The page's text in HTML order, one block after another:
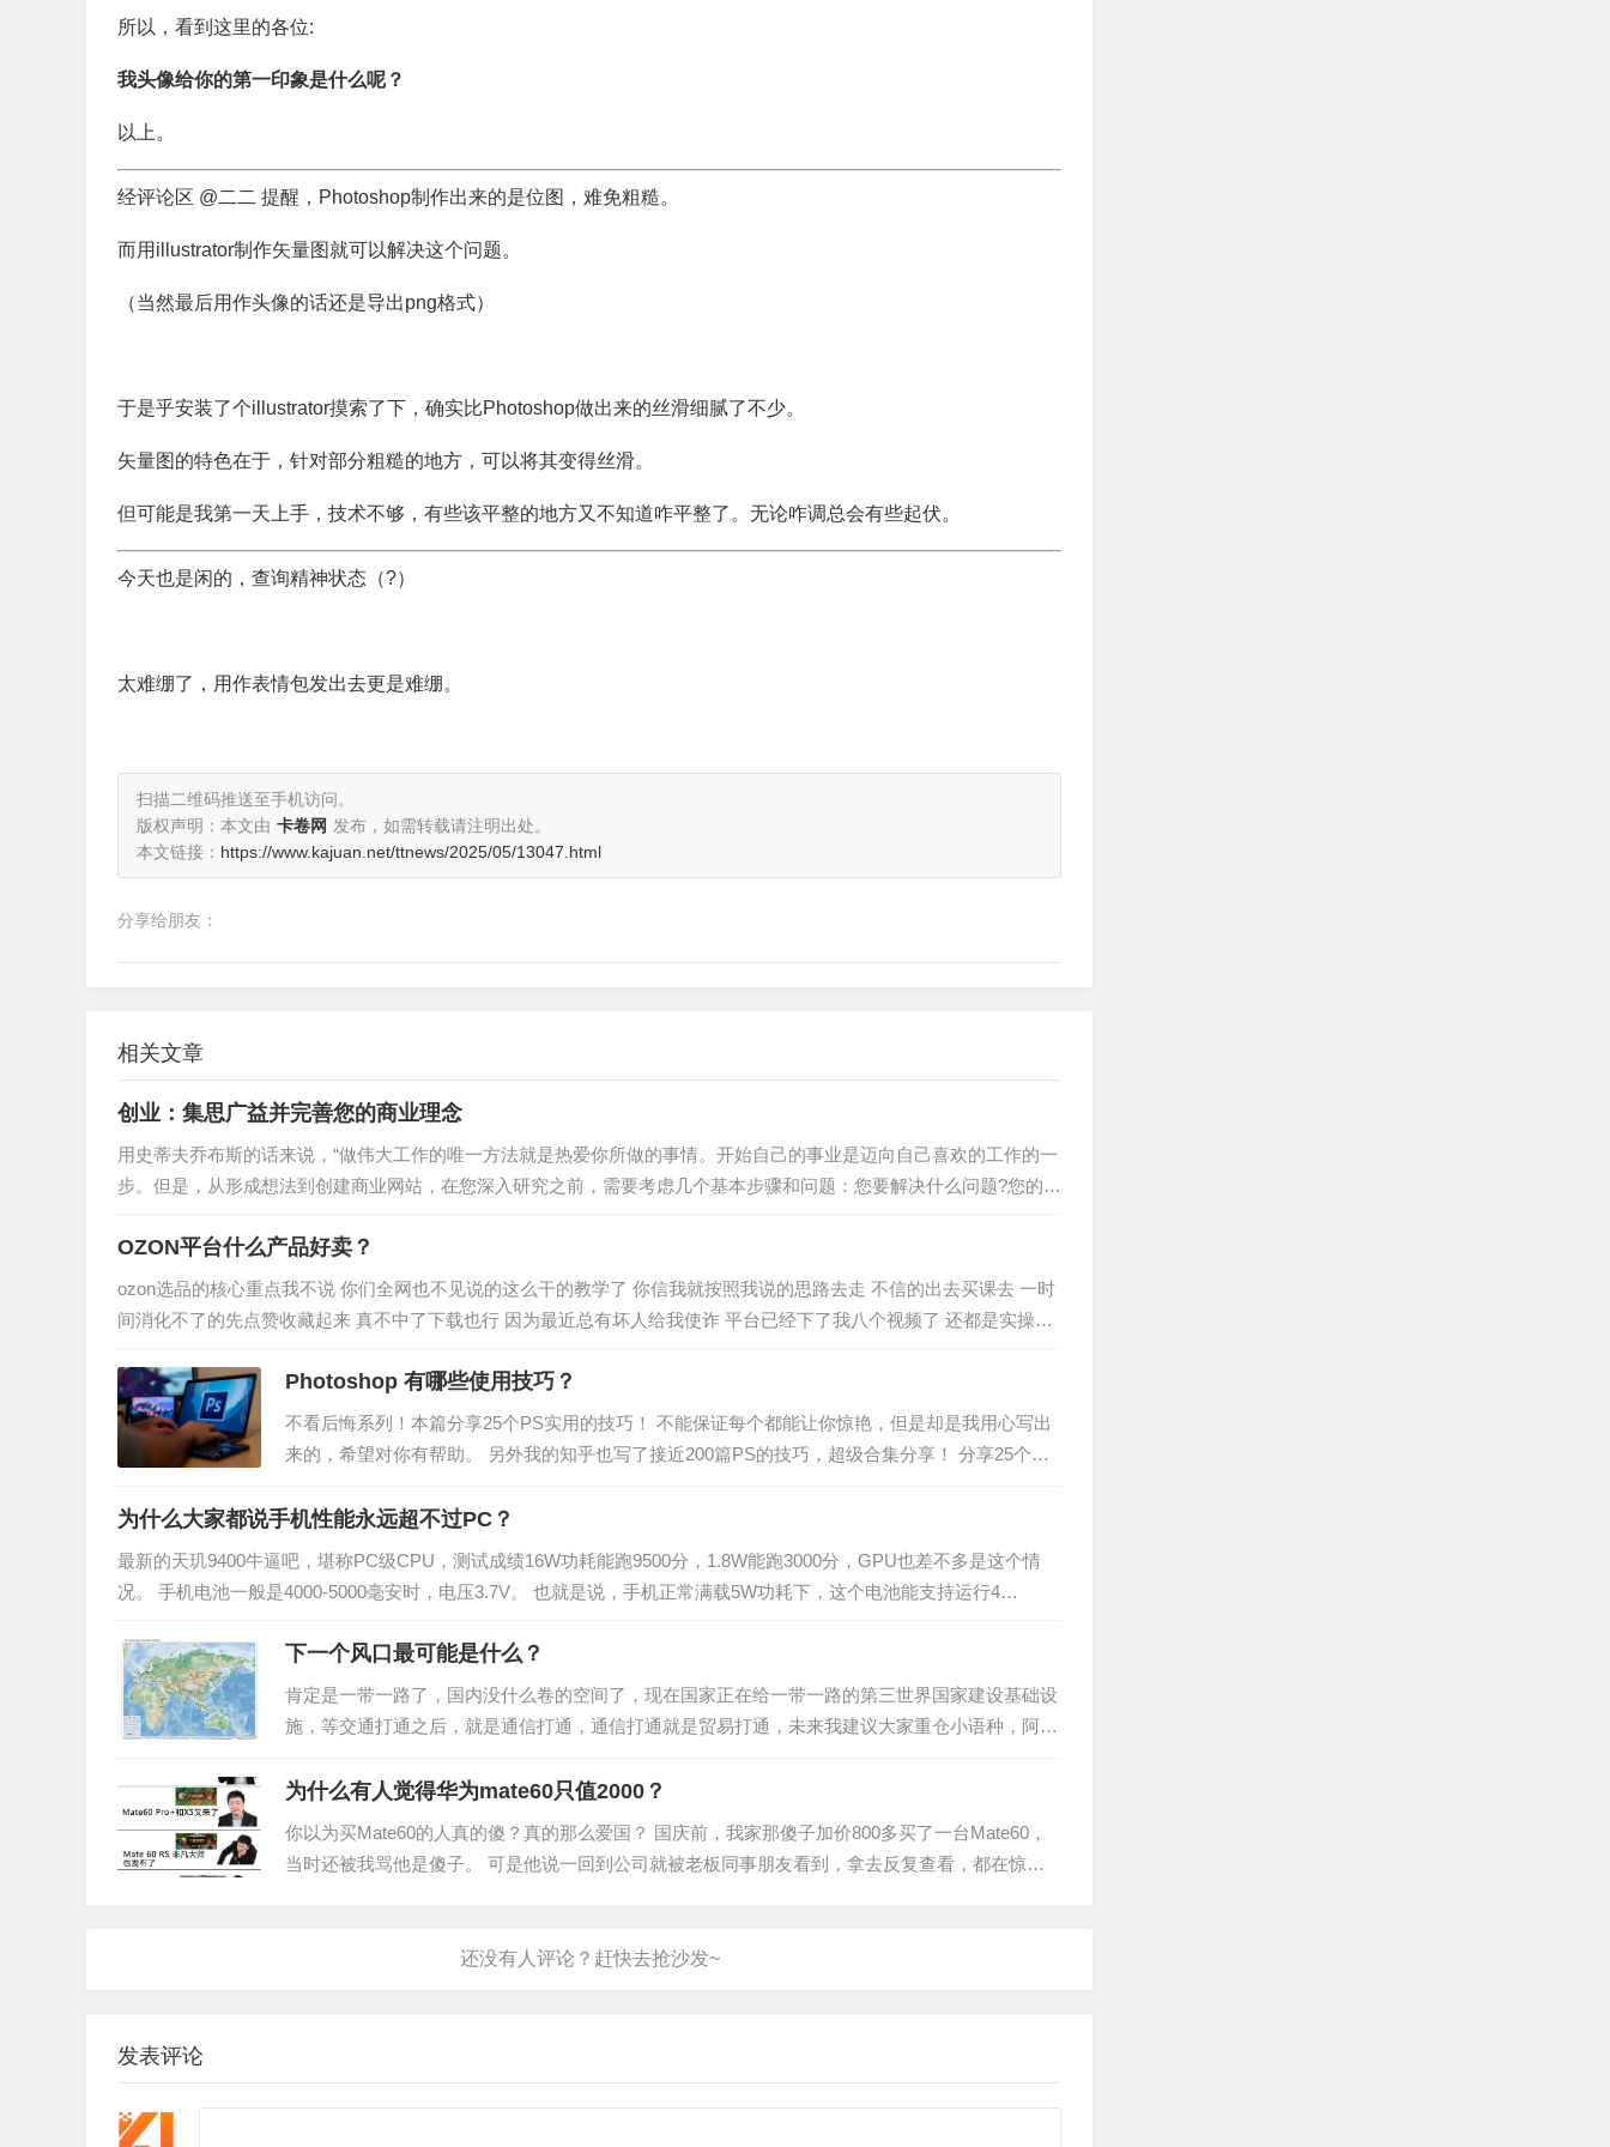
所以，看到这里的各位:
我头像给你的第一印象是什么呢？
以上。
经评论区 @二二 提醒，Photoshop制作出来的是位图，难免粗糙。
而用illustrator制作矢量图就可以解决这个问题。
（当然最后用作头像的话还是导出png格式）
于是乎安装了个illustrator摸索了下，确实比Photoshop做出来的丝滑细腻了不少。
矢量图的特色在于，针对部分粗糙的地方，可以将其变得丝滑。
但可能是我第一天上手，技术不够，有些该平整的地方又不知道咋平整了。无论咋调总会有些起伏。
今天也是闲的，查询精神状态（?）
太难绷了，用作表情包发出去更是难绷。
扫描二维码推送至手机访问。
版权声明：本文由 卡卷网 发布，如需转载请注明出处。
本文链接： https://www.kajuan.net/ttnews/2025/05/13047.html
分享给朋友：
相关文章
创业：集思广益并完善您的商业理念
用史蒂夫乔布斯的话来说，“做伟大工作的唯一方法就是热爱你所做的事情。开始自己的事业是迈向自己喜欢的工作的一
步。但是，从形成想法到创建商业网站，在您深入研究之前，需要考虑几个基本步骤和问题：您要解决什么问题?您的目
标受众是谁?您的产品或服务与…
OZON平台什么产品好卖？
ozon选品的核心重点我不说 你们全网也不见说的这么干的教学了 你信我就按照我说的思路去走 不信的出去买课去 一时
间消化不了的先点赞收藏起来 真不中了下载也行 因为最近总有坏人给我使诈 平台已经下了我八个视频了 还都是实操教
学不废话的那种…
Photoshop 有哪些使用技巧？
不看后悔系列！本篇分享25个PS实用的技巧！ 不能保证每个都能让你惊艳，但是却是我用心写出
来的，希望对你有帮助。 另外我的知乎也写了接近200篇PS的技巧，超级合集分享！ 分享25个关
于PS的技巧 一、快速制作文字倒影1、新建文档，15…
为什么大家都说手机性能永远超不过PC？
最新的天玑9400牛逼吧，堪称PC级CPU，测试成绩16W功耗能跑9500分，1.8W能跑3000分，GPU也差不多是这个情
况。 手机电池一般是4000-5000毫安时，电压3.7V。 也就是说，手机正常满载5W功耗下，这个电池能支持运行4…
下一个风口最可能是什么？
肯定是一带一路了，国内没什么卷的空间了，现在国家正在给一带一路的第三世界国家建设基础设
施，等交通打通之后，就是通信打通，通信打通就是贸易打通，未来我建议大家重仓小语种，阿拉
伯语最值得学（也有其他小语种自己去查一带一路国家），将来去其他国家随…
为什么有人觉得华为mate60只值2000？
你以为买Mate60的人真的傻？真的那么爱国？ 国庆前，我家那傻子加价800多买了一台Mate60，
当时还被我骂他是傻子。 可是他说一回到公司就被老板同事朋友看到，拿去反复查看，都在惊叹
发表评论